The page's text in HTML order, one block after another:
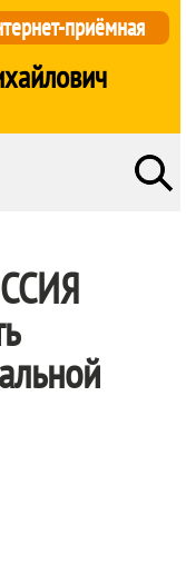
приёмная